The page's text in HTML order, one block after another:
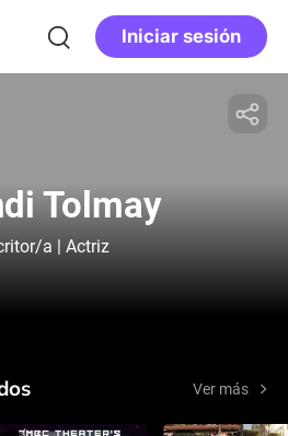
Iniciar sesión
Tolmay
a | Actriz
Ver más